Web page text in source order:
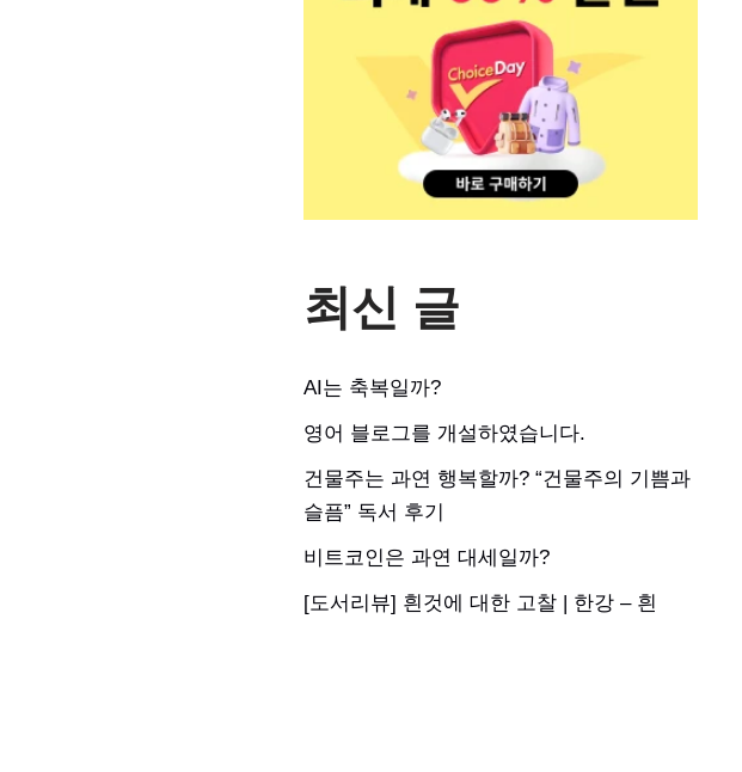
최신 글
AI는 축복일까?
영어 블로그를 개설하였습니다.
건물주는 과연 행복할까? “건물주의 기쁨과
슬픔” 독서 후기
비트코인은 과연 대세일까?
[도서리뷰] 흰것에 대한 고찰 | 한강 – 흰